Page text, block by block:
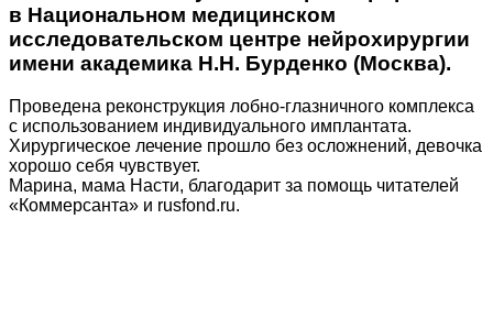
в Национальном медицинском
исследовательском центре нейрохирургии
имени академика Н.Н. Бурденко (Москва).
Проведена реконструкция лобно-глазничного комплекса
с использованием индивидуального имплантата.
Хирургическое лечение прошло без осложнений, девочка
хорошо себя чувствует.
Марина, мама Насти, благодарит за помощь читателей
«Коммерсанта» и rusfond.ru.